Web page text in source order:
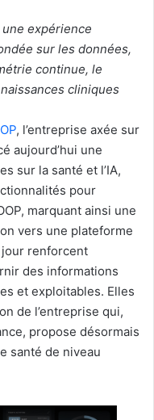
expérience
sur les données,
continue, le
cliniques
, l’entreprise axée sur
aujourd’hui une
sur la santé et l’IA,
pour
marquant ainsi une
vers une plateforme
renforcent
des informations
et exploitables. Elles
de l’entreprise qui,
propose désormais
santé de niveau